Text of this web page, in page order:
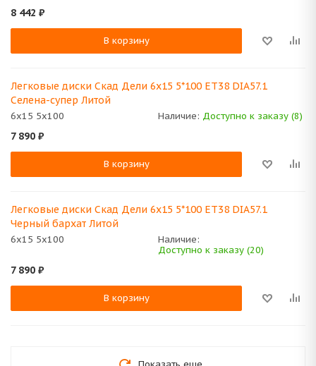
8 442 ₽
В корзину
Легковые диски Скад Дели 6x15 5*100 ET38 DIA57.1
Селена-супер Литой
6x15 5x100 Наличие: Доступно к заказу (8)
7 890 ₽
В корзину
Легковые диски Скад Дели 6x15 5*100 ET38 DIA57.1
Черный бархат Литой
6x15 5x100
Наличие:
Доступно к заказу (20)
7 890 ₽
В корзину